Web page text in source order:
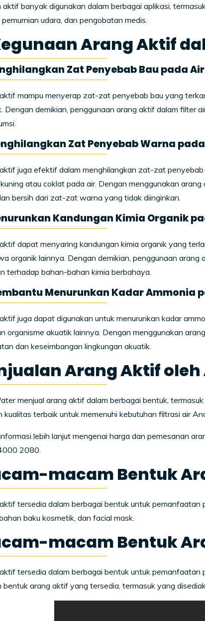
aktif banyak digunakan dalam berbagai aplikasi,
pemurnian udara, dan pengobatan medis.
Arang Aktif
Zat Penyebab Bau pada Air
mampu menyerap zat-zat penyebab bau yang
Dengan demikian, penggunaan arang aktif dalam filter
Zat Penyebab Warna
juga efektif dalam menghilangkan zat-zat
atau coklat pada air. Dengan menggunakan
bersih dari zat-zat warna yang tidak diinginkan.
Kandungan Kimia Organik
dapat menyaring kandungan kimia organik yang
organik lainnya. Dengan demikian, penggunaan
terhadap bahan-bahan kimia berbahaya.
Menurunkan Kadar Ammonia
juga dapat digunakan untuk menurunkan kadar
organisme akuatik lainnya. Dengan menggunakan
dan keseimbangan lingkungan akuatik.
Arang Aktif oleh
menjual arang aktif dalam berbagai bentuk,
kualitas terbaik untuk memenuhi kebutuhan filtrasi air
lebih lanjut mengenai harga dan pemesanan
2080.
macam Bentuk
tersedia dalam berbagai bentuk untuk
baku kosmetik, dan facial mask.
macam Bentuk
tersedia dalam berbagai bentuk untuk pemanfaatan
bentuk arang aktif yang tersedia, termasuk yang